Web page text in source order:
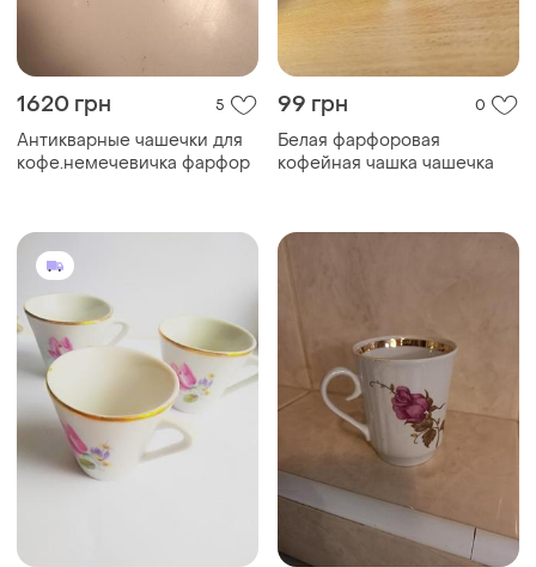
1620 грн 5
Антикварные чашечки для
кофе.немечевичка фарфор
99 грн 0
Белая фарфоровая
кофейная чашка чашечка